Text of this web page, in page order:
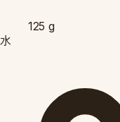
125 g
水